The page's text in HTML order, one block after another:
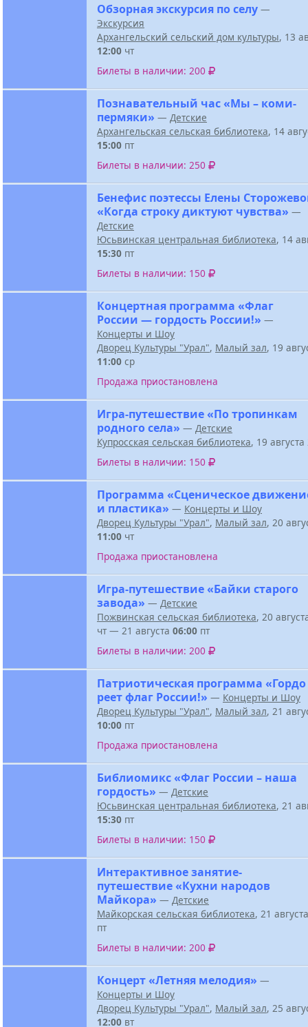
Обзорная экскурсия по селу —
Экскурсия
Архангельский сельский дом культуры, 13
12:00 чт
Билеты в наличии: 200
Познавательный час «Мы – коми-
пермяки» — Детские
Архангельская сельская библиотека, 14
15:00 пт
Билеты в наличии: 250
Бенефис поэтессы Елены
«Когда строку диктуют чувства» —
Детские
Юсьвинская центральная библиотека, 14
15:30 пт
Билеты в наличии: 150
Концертная программа «Флаг
России — гордость России!» —
Концерты и Шоу
Дворец Культуры "Урал", Малый зал, 19
11:00 ср
Продажа приостановлена
Игра-путешествие «По тропинкам
родного села» — Детские
Купросская сельская библиотека, 19
Билеты в наличии: 150
Программа «Сценическое
и пластика» — Концерты и Шоу
Дворец Культуры "Урал", Малый зал, 20
11:00 чт
Продажа приостановлена
Игра-путешествие «Байки старого
завода» — Детские
Пожвинская сельская библиотека, 20
чт — 21 августа 06:00 пт
Билеты в наличии: 200
Патриотическая программа «Гордо
реет флаг России!» — Концерты и Шоу
Дворец Культуры "Урал", Малый зал, 21
10:00 пт
Продажа приостановлена
Библиомикс «Флаг России – наша
гордость» — Детские
Юсьвинская центральная библиотека, 21
15:30 пт
Билеты в наличии: 150
Интерактивное занятие-
путешествие «Кухни народов
Майкора» — Детские
Майкорская сельская библиотека, 21
пт
Билеты в наличии: 200
Концерт «Летняя мелодия» —
Концерты и Шоу
Дворец Культуры "Урал", Малый зал, 25
12:00 вт